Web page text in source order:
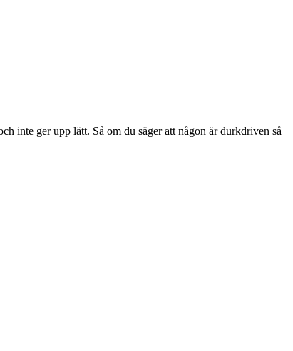
inte ger upp lätt. Så om du säger att någon är durkdriven så